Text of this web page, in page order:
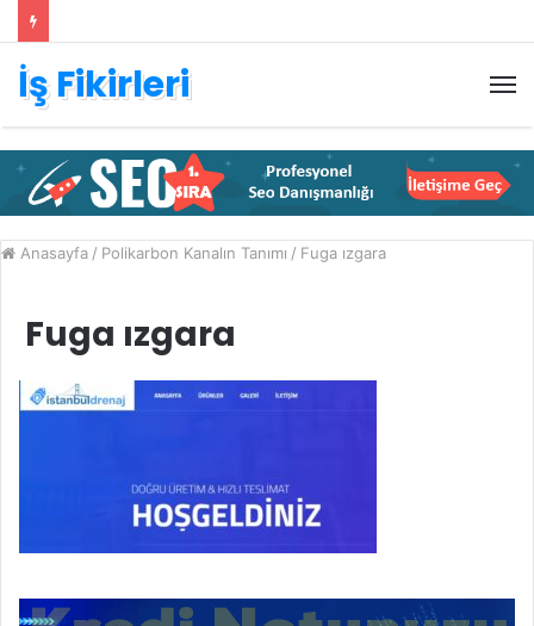
İş Fikirleri
Anasayfa / Polikarbon Kanalın Tanımı / Fuga ızgara
Fuga ızgara